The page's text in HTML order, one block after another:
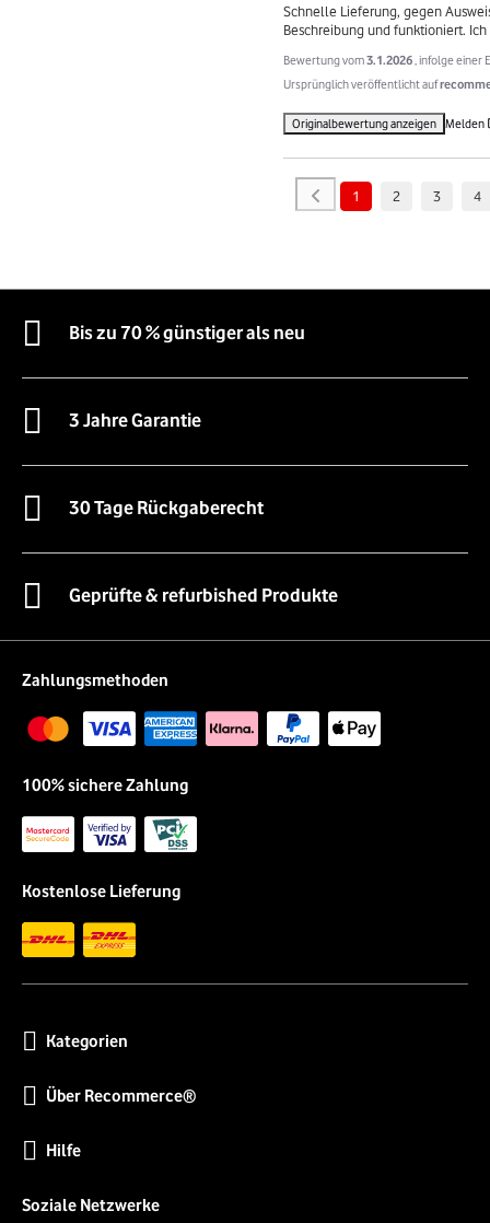
Schnelle Lieferung, gegen
Beschreibung und funktioniert.
Bewertung vom3.1.2026 , infolge einer
Ursprünglich veröffentlicht auf
Originalbewertung anzeigen Melden
1 2 3 4
Bis zu 70 % günstiger als neu
3 Jahre Garantie
30 Tage Rückgaberecht
Geprüfte & refurbished Produkte
Zahlungsmethoden
100% sichere Zahlung
Kostenlose Lieferung
Kategorien
Über Recommerce®
Hilfe
Soziale Netzwerke